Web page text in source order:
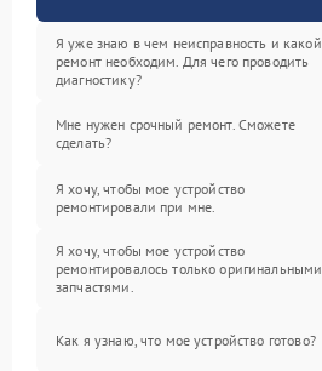
Я уже знаю в чем неисправность и какой
ремонт необходим. Для чего проводить
диагностику?
Мне нужен срочный ремонт. Сможете
сделать?
Я хочу, чтобы мое устройство
ремонтировали при мне.
Я хочу, чтобы мое устройство
ремонтировалось только оригинальными
запчастями.
Как я узнаю, что мое устройство готово?